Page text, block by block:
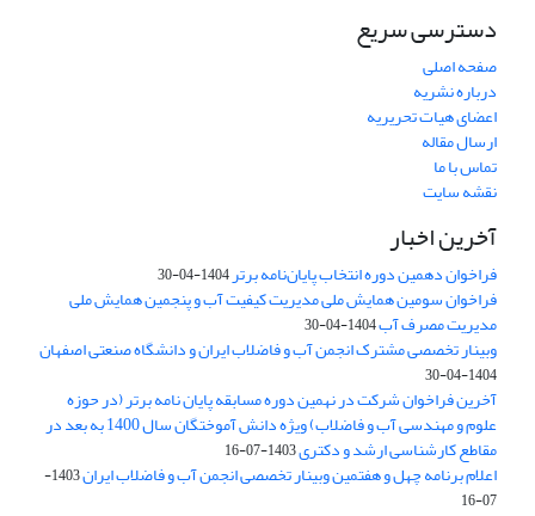
دسترسی سریع
صفحه اصلی
درباره نشریه
اعضای هیات تحریریه
ارسال مقاله
تماس با ما
نقشه سایت
آخرین اخبار
فراخوان دهمین دوره انتخاب پایان‌نامه برتر1404-04-30
فراخوان سومین همایش ملی مدیریت کیفیت آب و پنجمین همایش ملی
مدیریت مصرف آب1404-04-30
وبینار تخصصی مشترک انجمن آب و فاضلاب ایران و دانشگاه صنعتی اصفهان
1404-04-30
آخرین فراخوان شرکت در نهمین دوره مسابقه پایان نامه برتر (در حوزه
علوم و مهندسی آب و فاضلاب) ویژه دانش آموختگان سال 1400 به بعد در
مقاطع کارشناسی ارشد و دکتری1403-07-16
اعلام برنامه چهل و هفتمین وبینار تخصصی انجمن آب و فاضلاب ایران
1403-
07-16